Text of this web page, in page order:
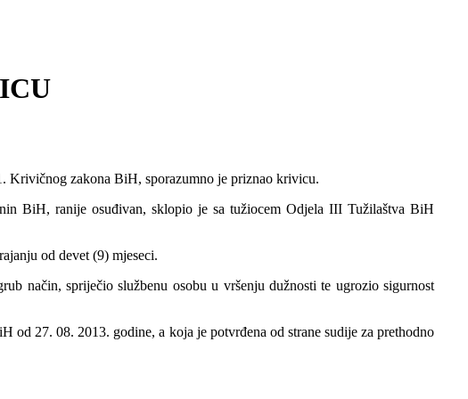
Krivičnog zakona BiH, sporazumno je priznao krivicu.
BiH, ranije osuđivan, sklopio je sa tužiocem Odjela III Tužilaštva BiH
od devet (9) mjeseci.
način, spriječio službenu osobu u vršenju dužnosti te ugrozio sigurnost
od 27. 08. 2013. godine, a koja je potvrđena od strane sudije za prethodno